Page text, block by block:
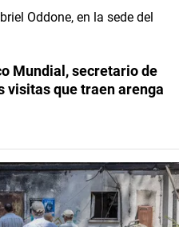
Mundial, secretario de
visitas que traen arenga